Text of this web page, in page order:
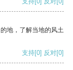
地，了解当地的风土
支持[0] 反对[0]